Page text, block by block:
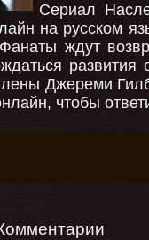
Сериал
на русском
ждут
Джереми
чтобы